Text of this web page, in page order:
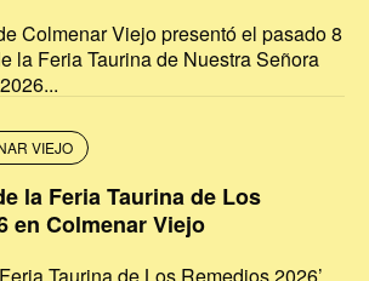
Colmenar Viejo presentó el pasado 8
la Feria Taurina de Nuestra Señora
VIEJO
la Feria Taurina de Los
en Colmenar Viejo